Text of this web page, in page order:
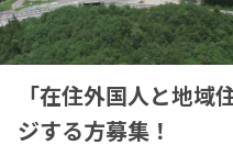
「在住外国人と地域
ジする方募集！